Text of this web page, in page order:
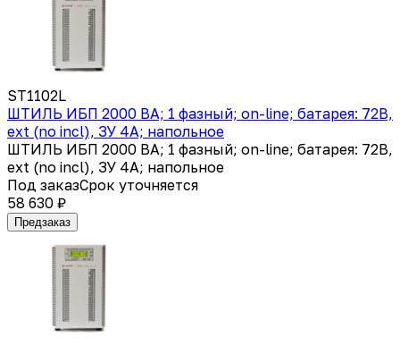
ST1102L
ШТИЛЬ ИБП 2000 ВА; 1 фазный; on-line; батарея: 72В,
ext (no incl), ЗУ 4А; напольное
ШТИЛЬ ИБП 2000 ВА; 1 фазный; on-line; батарея: 72В,
ext (no incl), ЗУ 4А; напольное
Под заказСрок уточняется
58 630 ₽
Предзаказ